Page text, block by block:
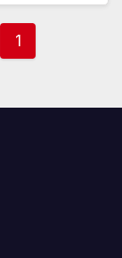
تعدد
1